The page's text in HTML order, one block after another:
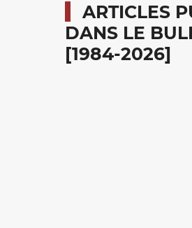
ARTICLES
DANS LE
[1984-2026]